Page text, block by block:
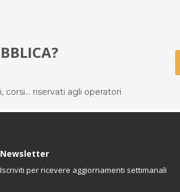
riservati agli operatori
Newsletter
Iscriviti per ricevere aggiornamenti settimanali